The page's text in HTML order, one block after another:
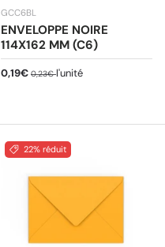
GCC6BL
ENVELOPPE NOIRE
114X162 MM (C6)
Prix soldé
0,19€ Prix habituel
0,23€l'unité
22% réduit